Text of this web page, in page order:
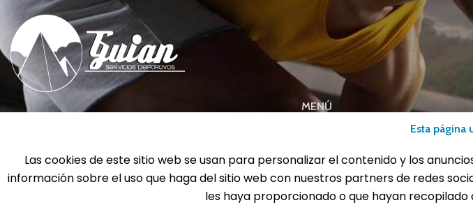
Whatsapp: 609 72 24 10
Fax: 916 537 814
MENÚ
Educación física
Entrenamiento y educación física
Esta página
Las cookies de este sitio web se usan para personalizar el contenido y los
información sobre el uso que haga del sitio web con nuestros partners de redes
les haya proporcionado o que hayan recopilado